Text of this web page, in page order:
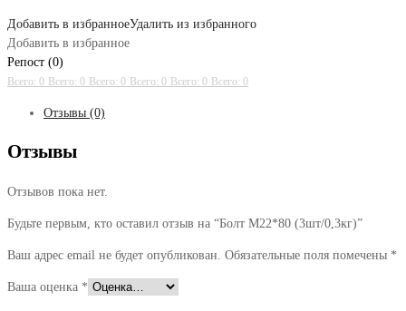
Добавить в избранноеУдалить из избранного
Добавить в избранное
Репост (0)
Всего: 0 Всего: 0 Всего: 0 Всего: 0 Всего: 0 Всего: 0
Отзывы (0)
Отзывы
Отзывов пока нет.
Будьте первым, кто оставил отзыв на “Болт М22*80 (3шт/0,3кг)”
Ваш адрес email не будет опубликован. Обязательные поля помечены *
Ваша оценка *